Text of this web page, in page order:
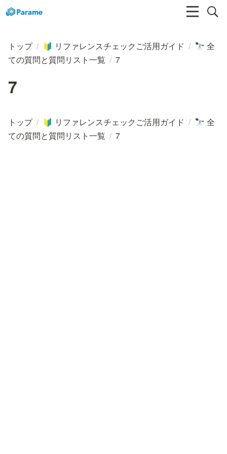
トップ / 🔰 リファレンスチェックご活用ガイド / 🔭 全
ての質問と質問リスト一覧 / 7
7
トップ / 🔰 リファレンスチェックご活用ガイド / 🔭 全
ての質問と質問リスト一覧 / 7